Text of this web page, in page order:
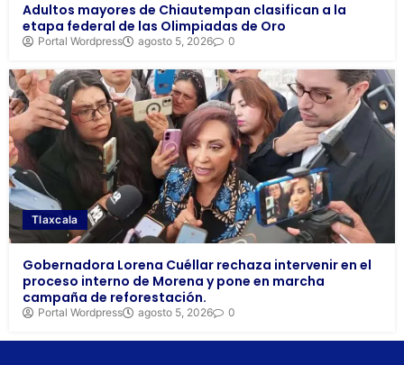
Adultos mayores de Chiautempan clasifican a la
etapa federal de las Olimpiadas de Oro
Portal Wordpress agosto 5, 2026 0
Tlaxcala
Gobernadora Lorena Cuéllar rechaza intervenir en el
proceso interno de Morena y pone en marcha
campaña de reforestación.
Portal Wordpress agosto 5, 2026 0